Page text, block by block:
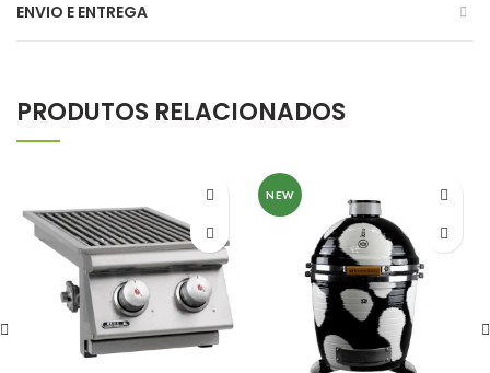
ENVIO E ENTREGA
PRODUTOS RELACIONADOS
NEW